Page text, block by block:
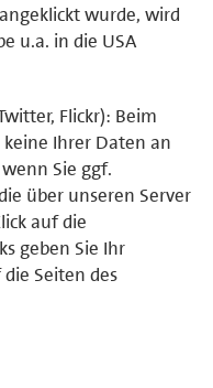
wurde, wird
u.a. in die USA
Flickr): Beim
Ihrer Daten an
Sie ggf.
über unseren Server
auf die
geben Sie Ihr
Seiten des